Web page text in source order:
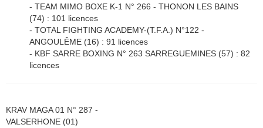
- TEAM MIMO BOXE K-1 N° 266 - THONON LES BAINS
(74) : 101 licences
- TOTAL FIGHTING ACADEMY-(T.F.A.) N°122 -
ANGOULÊME (16) : 91 licences
- KBF SARRE BOXING N° 263 SARREGUEMINES (57) : 82
licences
KRAV MAGA 01 N° 287 -
VALSERHONE (01)